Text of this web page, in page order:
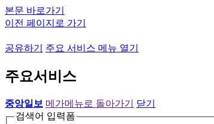
본문 바로가기
이전 페이지로 가기
공유하기 주요 서비스 메뉴 열기
주요서비스
중앙일보 메가메뉴로 돌아가기
닫기
검색어 입력폼